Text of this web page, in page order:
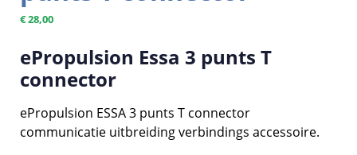
€28,00
ePropulsion Essa 3 punts T
connector
ePropulsion ESSA 3 punts T connector
communicatie uitbreiding verbindings accessoire.